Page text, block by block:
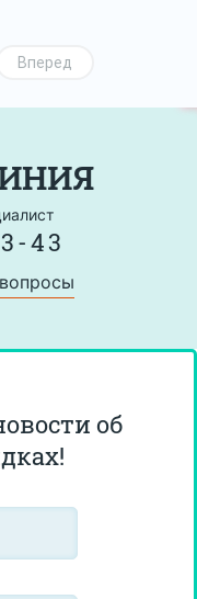
Вперед
43
об